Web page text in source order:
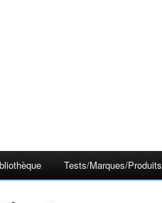
Tests/Marques/Produits